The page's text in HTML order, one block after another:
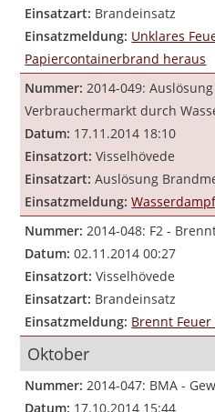
Einsatzart: Brandeinsatz
Einsatzmeldung: Unklares
Papiercontainerbrand heraus
Nummer: 2014-049:
Verbrauchermarkt durch
Datum: 17.11.2014 18:10
Einsatzort: Visselhövede
Einsatzart: Auslösung
Einsatzmeldung:
Nummer: 2014-048: F2 -
Datum: 02.11.2014 00:27
Einsatzort: Visselhövede
Einsatzart: Brandeinsatz
Einsatzmeldung: Brennt
Oktober
Nummer: 2014-047: BMA -
Datum: 17.10.2014 15:44